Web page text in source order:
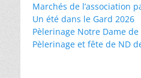
Marchés de l’association
Un été dans le Gard 2026
Pèlerinage Notre Dame
Pèlerinage et fête de ND